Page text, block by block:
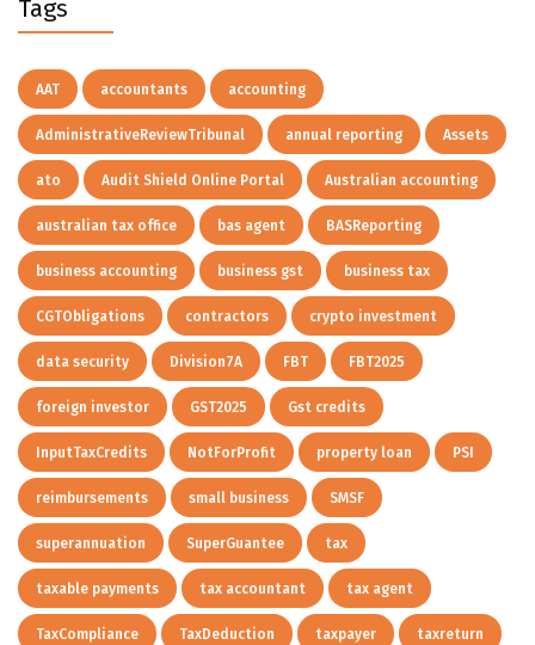
Tags
AAT accountants accounting
AdministrativeReviewTribunal annual reporting Assets
ato Audit Shield Online Portal Australian accounting
australian tax office bas agent BASReporting
business accounting business gst business tax
CGTObligations contractors crypto investment
data security Division7A FBT FBT2025
foreign investor GST2025 Gst credits
InputTaxCredits NotForProfit property loan PSI
reimbursements small business SMSF
superannuation SuperGuantee tax
taxable payments tax accountant tax agent
TaxCompliance TaxDeduction taxpayer taxreturn